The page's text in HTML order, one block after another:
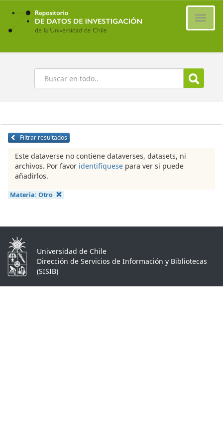
Ir
contenido
principal
Buscar
Filtrar resultados
Este dataverse no contiene dataverses, datasets, ni
archivos. Por favor identifíquese para ver si puede
añadirlos.
Materia: Otro
Universidad de Chile
Dirección de Servicios de Información y Bibliotecas
(SISIB)